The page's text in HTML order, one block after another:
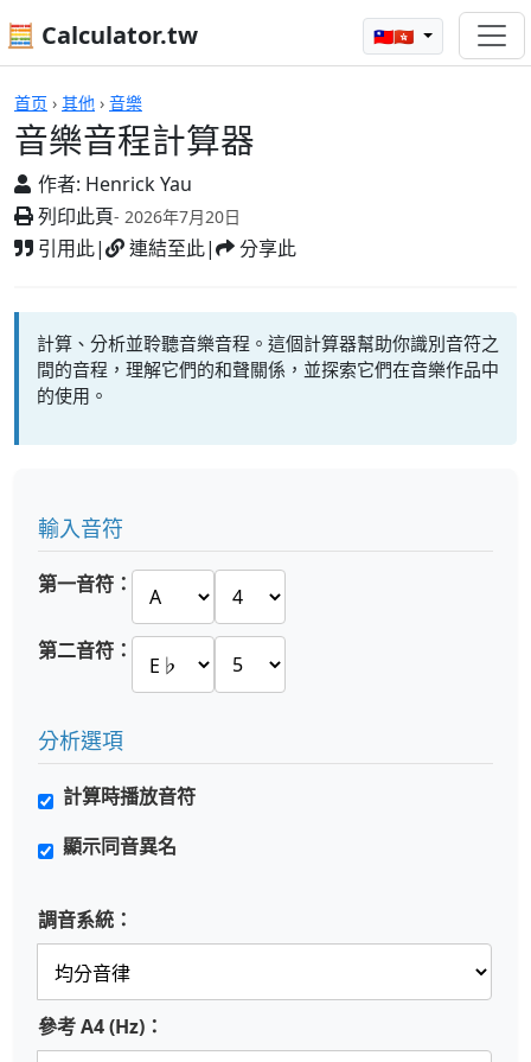
🧮 Calculator.tw 🇹🇼🇭🇰
首页 › 其他 › 音樂
音樂音程計算器
作者: Henrick Yau
列印此頁- 2026年7月20日
引用此| 連結至此| 分享此
計算機
計算、分析並聆聽音樂音程。這個計算器幫助你識別音符之
間的音程，理解它們的和聲關係，並探索它們在音樂作品中
的使用。
輸入音符
第一音符：
第二音符：
分析選項
計算時播放音符
顯示同音異名
調音系統：
參考 A4 (Hz)：